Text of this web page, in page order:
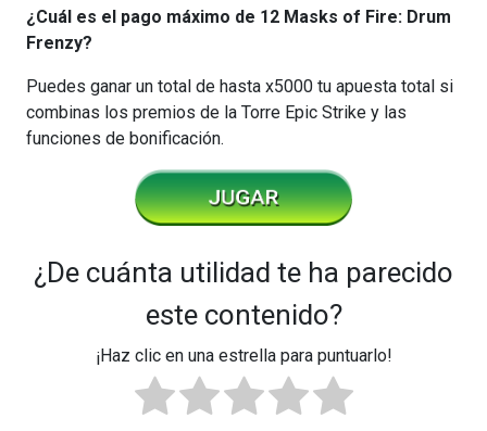
¿Cuál es el pago máximo de 12 Masks of Fire: Drum
Frenzy?
Puedes ganar un total de hasta x5000 tu apuesta total si
combinas los premios de la Torre Epic Strike y las
funciones de bonificación.
¿De cuánta utilidad te ha parecido
este contenido?
¡Haz clic en una estrella para puntuarlo!